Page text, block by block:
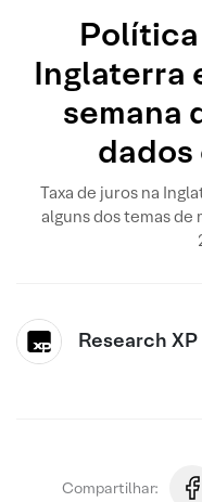
Inglaterra
semana
Taxa de juros na
alguns dos temas de
Research XP
Compartilhar: